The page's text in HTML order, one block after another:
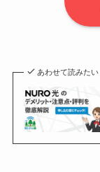
あわせて読みたい